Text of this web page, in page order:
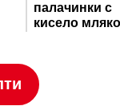
Twitter
Email
WhatsApp